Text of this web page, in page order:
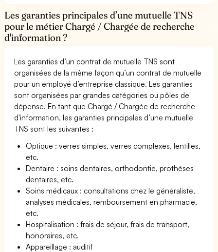
Les garanties principales d’une mutuelle TNS
pour le métier Chargé / Chargée de recherche
d'information ?
Les garanties d’un contrat de mutuelle TNS sont
organisées de la même façon qu’un contrat de mutuelle
pour un employé d’entreprise classique. Les garanties
sont organisées par grandes catégories ou pôles de
dépense. En tant que Chargé / Chargée de recherche
d'information, les garanties principales d’une mutuelle
TNS sont les suivantes :
Optique : verres simples, verres complexes, lentilles,
etc.
Dentaire : soins dentaires, orthodontie, prothèses
dentaires, etc.
Soins médicaux : consultations chez le généraliste,
analyses médicales, remboursement en pharmacie,
etc.
Hospitalisation : frais de séjour, frais de transport,
honoraires, etc.
Appareillage : auditif